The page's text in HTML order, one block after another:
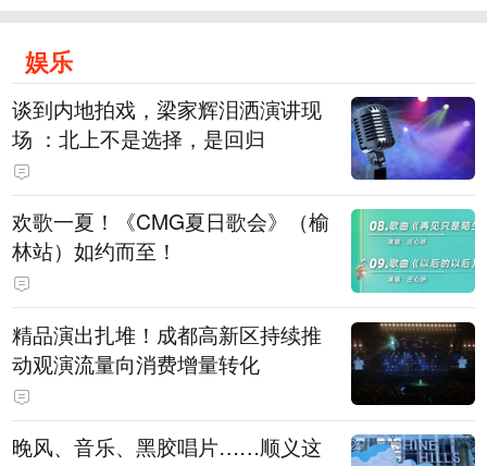
娱乐
谈到内地拍戏，梁家辉泪洒演讲现
场 ：北上不是选择，是回归
欢歌一夏！《CMG夏日歌会》（榆
林站）如约而至！
精品演出扎堆！成都高新区持续推
动观演流量向消费增量转化
晚风、音乐、黑胶唱片……顺义这